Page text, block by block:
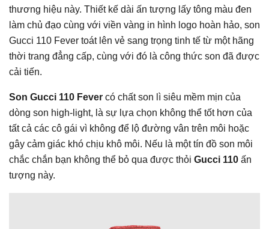
thương hiệu này. Thiết kế dài ấn tượng lấy tông màu đen
làm chủ đạo cùng với viền vàng in hình logo hoàn hảo, son
Gucci 110 Fever toát lên vẻ sang trọng tinh tế từ một hãng
thời trang đẳng cấp, cùng với đó là công thức son đã được
cải tiến.
Son Gucci 110 Fever có chất son lì siêu mềm mịn của
dòng son high-light, là sự lựa chọn không thể tốt hơn của
tất cả các cô gái vì không để lộ đường vân trên môi hoặc
gây cảm giác khó chịu khô môi. Nếu là một tín đồ son môi
chắc chắn bạn không thể bỏ qua được thỏi Gucci 110 ấn
tượng này.